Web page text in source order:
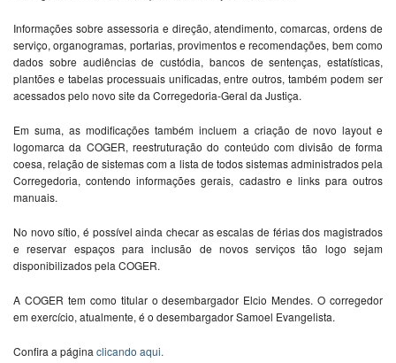
Informações sobre assessoria e direção, atendimento, comarcas, ordens de
serviço, organogramas, portarias, provimentos e recomendações, bem como
dados sobre audiências de custódia, bancos de sentenças, estatísticas,
plantões e tabelas processuais unificadas, entre outros, também podem ser
acessados pelo novo site da Corregedoria-Geral da Justiça.
Em suma, as modificações também incluem a criação de novo layout e
logomarca da COGER, reestruturação do conteúdo com divisão de forma
coesa, relação de sistemas com a lista de todos sistemas administrados pela
Corregedoria, contendo informações gerais, cadastro e links para outros
manuais.
No novo sítio, é possível ainda checar as escalas de férias dos magistrados
e reservar espaços para inclusão de novos serviços tão logo sejam
disponibilizados pela COGER.
A COGER tem como titular o desembargador Elcio Mendes. O corregedor
em exercício, atualmente, é o desembargador Samoel Evangelista.
Confira a página clicando aqui.